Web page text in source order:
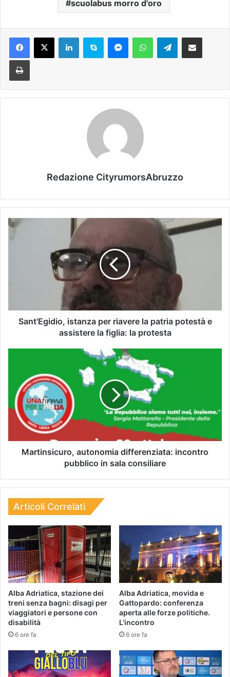
scuolabus morro d'oro
Telegram
Redazione CityrumorsAbruzzo
Sant'Egidio, istanza per riavere la patria potestà e
assistere la figlia: la protesta
Martinsicuro, autonomia differenziata: incontro
pubblico in sala consiliare
Articoli Correlati
Alba Adriatica, stazione dei
treni senza bagni: disagi per
viaggiatori e persone con
disabilità
6 ore fa
Alba Adriatica, movida e
Gattopardo: conferenza
aperta alle forze politiche.
L’incontro
6 ore fa